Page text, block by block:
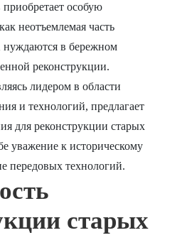
особую
неотъемлемая часть
нуждаются в бережном
реконструкции.
лидером в области
и технологий, предлагает
для реконструкции старых
уважение к историческому
передовых технологий.
старых